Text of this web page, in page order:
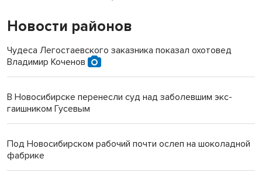
Новости районов
Чудеса Легостаевского заказника показал охотовед
Владимир Коченов
В Новосибирске перенесли суд над заболевшим экс-
гаишником Гусевым
Под Новосибирском рабочий почти ослеп на шоколадной
фабрике